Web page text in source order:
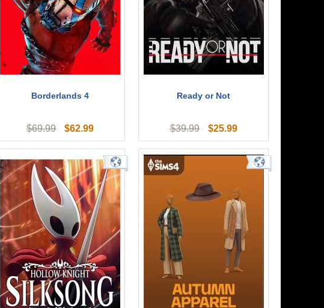
Borderlands 4
$69.99 $62.99
Ready or Not
$39.99 $25.99